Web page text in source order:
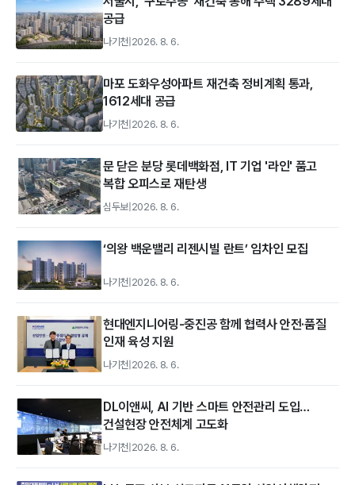
공급
나기천 2026. 8. 6.
마포 도화우성아파트 재건축 정비계획 통과,
1612세대 공급
나기천 2026. 8. 6.
문 닫은 분당 롯데백화점, IT 기업 '라인' 품고
복합 오피스로 재탄생
심두보 2026. 8. 6.
‘의왕 백운밸리 리젠시빌 란트’ 임차인 모집
나기천|2026. 8. 6.
현대엔지니어링-중진공 함께 협력사 안전·품질
인재 육성 지원
나기천|2026. 8. 6.
DL이앤씨, AI 기반 스마트 안전관리 도입…
건설현장 안전체계 고도화
나기천|2026. 8. 6.